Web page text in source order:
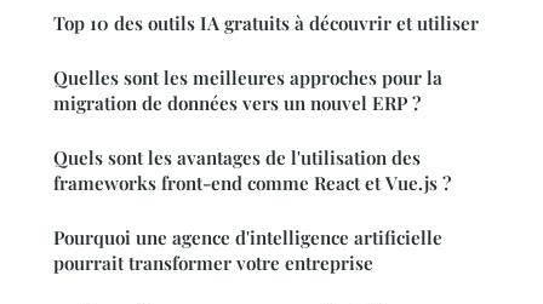
Top 10 des outils IA gratuits à découvrir et utiliser
Quelles sont les meilleures approches pour la
migration de données vers un nouvel ERP ?
Quels sont les avantages de l'utilisation des
frameworks front-end comme React et Vue.js ?
Pourquoi une agence d'intelligence artificielle
pourrait transformer votre entreprise